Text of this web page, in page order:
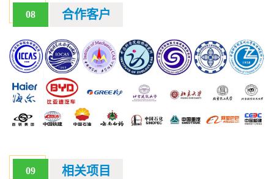
08 合作客户
09 相关项目